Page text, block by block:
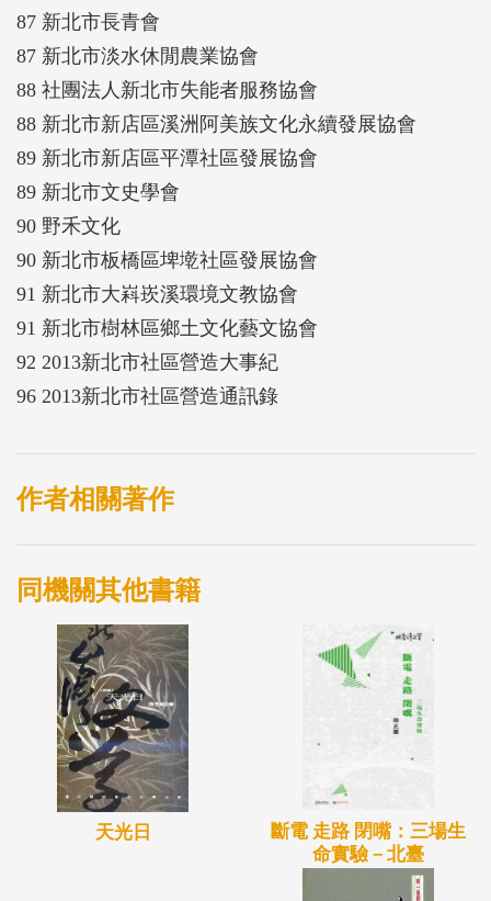
87 新北市長青會
87 新北市淡水休閒農業協會
88 社團法人新北市失能者服務協會
88 新北市新店區溪洲阿美族文化永續發展協會
89 新北市新店區平潭社區發展協會
89 新北市文史學會
90 野禾文化
90 新北市板橋區埤墘社區發展協會
91 新北市大嵙崁溪環境文教協會
91 新北市樹林區鄉土文化藝文協會
92 2013新北市社區營造大事紀
96 2013新北市社區營造通訊錄
作者相關著作
同機關其他書籍
天光日
斷電 走路 閉嘴：三場生
命實驗－北臺